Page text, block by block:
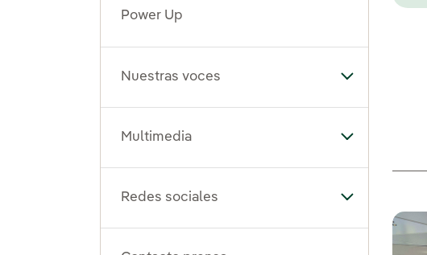
Power Up
Nuestras voces Alternar el
Multimedia Alternar el
Redes sociales Alternar el